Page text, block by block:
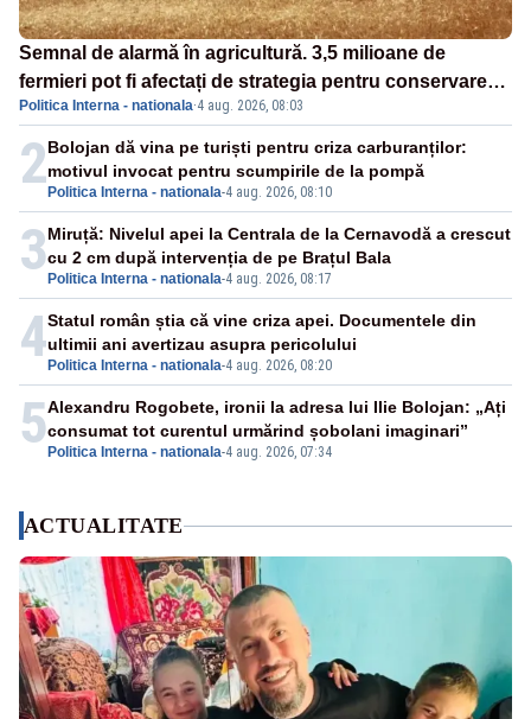
Semnal de alarmă în agricultură. 3,5 milioane de
fermieri pot fi afectați de strategia pentru conservarea
biodiversității
Politica Interna - nationala·4 aug. 2026, 08:03
2 Politica Interna - nationala-4 aug. 2026, 08:10
Bolojan dă vina pe turiști pentru criza carburanților:
motivul invocat pentru scumpirile de la pompă
3 Politica Interna - nationala-4 aug. 2026, 08:17
Miruță: Nivelul apei la Centrala de la Cernavodă a crescut
cu 2 cm după intervenția de pe Brațul Bala
4 Politica Interna - nationala-4 aug. 2026, 08:20
Statul român știa că vine criza apei. Documentele din
ultimii ani avertizau asupra pericolului
5 Politica Interna - nationala-4 aug. 2026, 07:34
Alexandru Rogobete, ironii la adresa lui Ilie Bolojan: „Ați
consumat tot curentul urmărind șobolani imaginari”
ACTUALITATE